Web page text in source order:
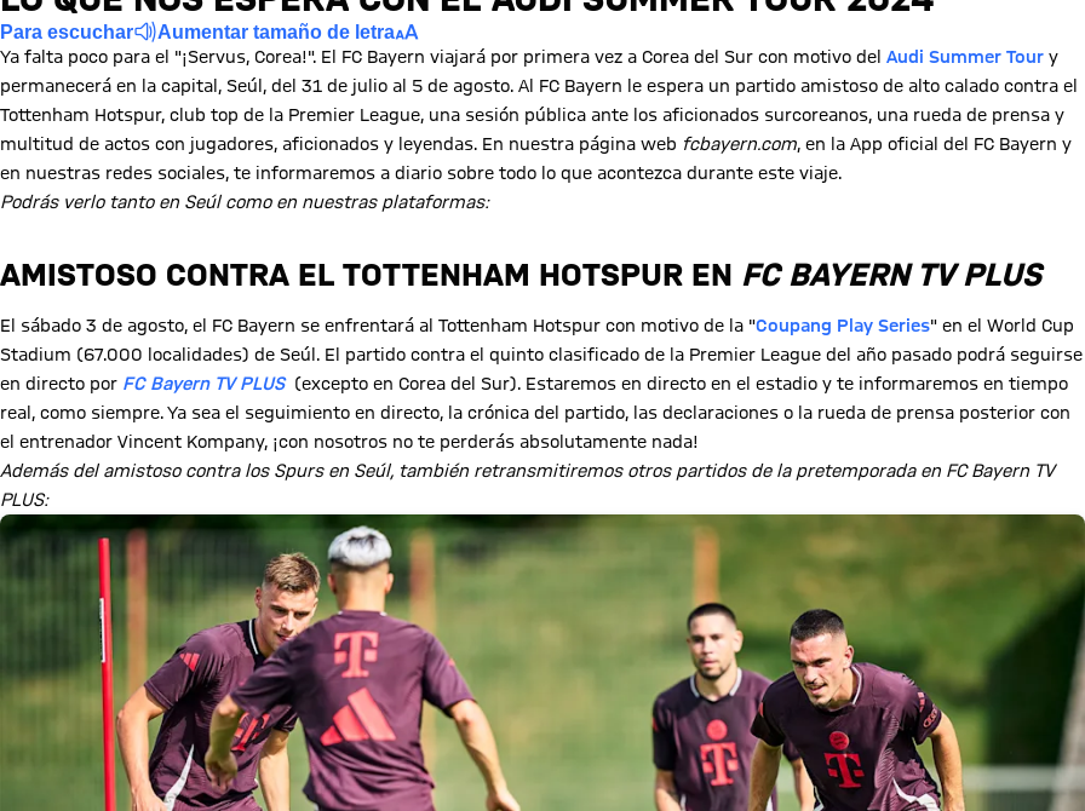
Para escuchar Aumentar tamaño de letra
Ya falta poco para el "¡Servus, Corea!". El FC Bayern viajará por primera vez a Corea del Sur con motivo del Audi Summer Tour y
permanecerá en la capital, Seúl, del 31 de julio al 5 de agosto. Al FC Bayern le espera un partido amistoso de alto calado contra el
Tottenham Hotspur, club top de la Premier League, una sesión pública ante los aficionados surcoreanos, una rueda de prensa y
multitud de actos con jugadores, aficionados y leyendas. En nuestra página web fcbayern.com, en la App oficial del FC Bayern y
en nuestras redes sociales, te informaremos a diario sobre todo lo que acontezca durante este viaje.
Podrás verlo tanto en Seúl como en nuestras plataformas:
AMISTOSO CONTRA EL TOTTENHAM HOTSPUR EN FC BAYERN TV PLUS
El sábado 3 de agosto, el FC Bayern se enfrentará al Tottenham Hotspur con motivo de la "Coupang Play Series" en el World Cup
Stadium (67.000 localidades) de Seúl. El partido contra el quinto clasificado de la Premier League del año pasado podrá seguirse
en directo por FC Bayern TV PLUS(excepto en Corea del Sur). Estaremos en directo en el estadio y te informaremos en tiempo
real, como siempre. Ya sea el seguimiento en directo, la crónica del partido, las declaraciones o la rueda de prensa posterior con
el entrenador Vincent Kompany, ¡con nosotros no te perderás absolutamente nada!
Además del amistoso contra los Spurs en Seúl, también retransmitiremos otros partidos de la pretemporada en FC Bayern TV
PLUS: